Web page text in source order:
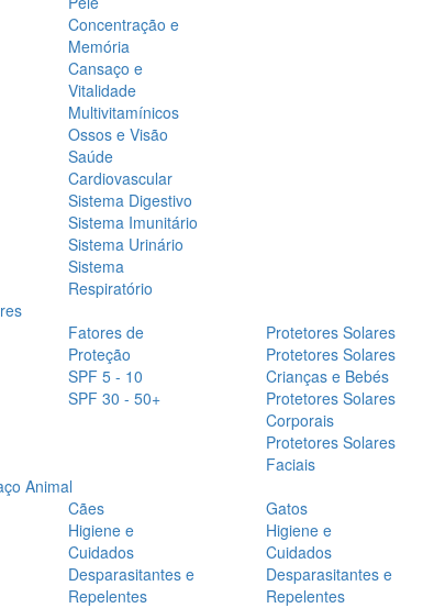
Concentração e
Memória
Cansaço e
Vitalidade
Multivitamínicos
Ossos e Visão
Saúde
Cardiovascular
Sistema Digestivo
Sistema Imunitário
Sistema Urinário
Sistema
Respiratório
Fatores de
Proteção
SPF 5 - 10
SPF 30 - 50+
Protetores Solares
Protetores Solares
Crianças e Bebés
Protetores Solares
Corporais
Protetores Solares
Faciais
Animal
Cães
Higiene e
Cuidados
Desparasitantes e
Repelentes
Gatos
Higiene e
Cuidados
Desparasitantes e
Repelentes